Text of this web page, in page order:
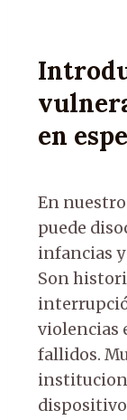
en
En
puede
infancias
Son
violencias
fallidos.